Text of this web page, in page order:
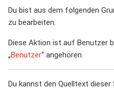
Du bist aus dem folgenden
zu bearbeiten:
Diese Aktion ist auf Benutzer
„Benutzer“ angehören.
Du kannst den Quelltext